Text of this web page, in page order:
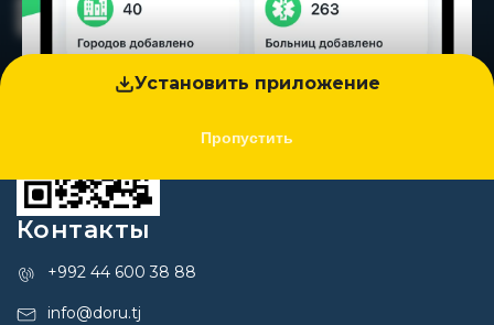
Установить приложение
Пропустить
Контакты
+992 44 600 38 88
info@doru.tj